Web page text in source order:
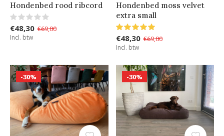
Hondenbed rood ribcord
€48,30 €69,00
Incl. btw
Hondenbed moss velvet
extra small
€48,30 €69,00
Incl. btw
-30% -30%